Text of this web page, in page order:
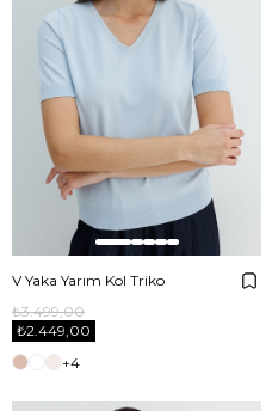
V Yaka Yarım Kol Triko
₺2.449,00
₺3.499,00
+4